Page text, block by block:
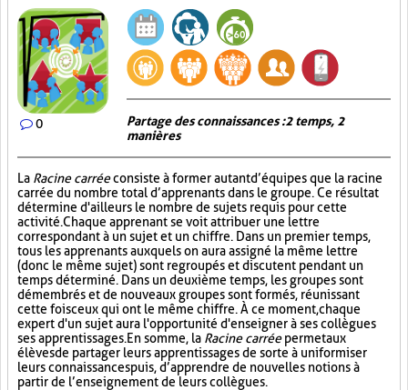
0
Partage des connaissances : 2 temps, 2
manières
La Racine carréeconsiste à former autant d’équipes que la racine
carrée du nombre total d’apprenants dans le groupe. Ce résultat
détermine d'ailleurs le nombre de sujets requis pour cette
activité. Chaque apprenant se voit attribuer une lettre
correspondant à un sujet et un chiffre. Dans un premier temps,
tous les apprenants auxquels on aura assigné la même lettre
(donc le même sujet) sont regroupés et discutent pendant un
temps déterminé. Dans un deuxième temps, les groupes sont
démembrés et de nouveaux groupes sont formés, réunissant
cette fois ceux qui ont le même chiffre. À ce moment, chaque
expert d'un sujet aura l'opportunité d'enseigner à ses collègues
ses apprentissages. En somme, la Racine carréepermet aux
élèves de partager leurs apprentissages de sorte à uniformiser
leurs connaissances puis, d’apprendre de nouvelles notions à
partir de l’enseignement de leurs collègues.